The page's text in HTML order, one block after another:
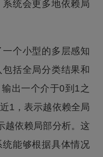
统会更多地依赖局
个小型的多层感知
括全局分类结果和
出一个介于0到1之
1，表示越依赖全局
越依赖局部分析。这
能够根据具体情况